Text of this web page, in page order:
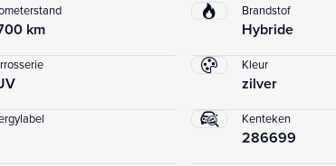
km
Brandstof
Hybride
Kleur
zilver
Kenteken
286699